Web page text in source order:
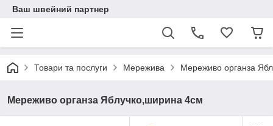
Ваш швейний партнер
Товари та послуги Мережива Мереживо органза
Мереживо органза Яблучко,ширина 4см